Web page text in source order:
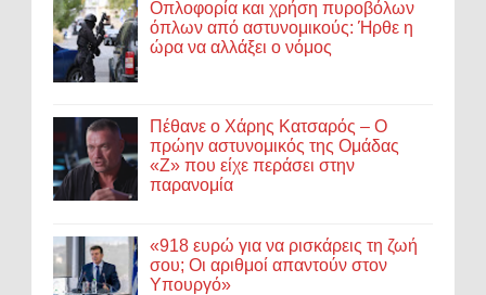
Οπλοφορία και χρήση πυροβόλων
όπλων από αστυνομικούς: Ήρθε η
ώρα να αλλάξει ο νόμος
Πέθανε ο Χάρης Κατσαρός – Ο
πρώην αστυνομικός της Ομάδας
«Ζ» που είχε περάσει στην
παρανομία
«918 ευρώ για να ρισκάρεις τη ζωή
σου; Οι αριθμοί απαντούν στον
Υπουργό»